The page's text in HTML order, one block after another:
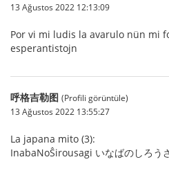
13 Ağustos 2022 12:13:09
Por vi mi ludis la avarulo nün mi
esperantistojn
呼格吉勒图 (Profili görüntüle)
13 Ağustos 2022 13:55:27
La japana mito (3):
InabaNoŜirousagi いなばのしろう